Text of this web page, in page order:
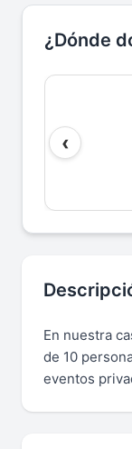
¿Dónde
‹
En nuestra
de 10
eventos